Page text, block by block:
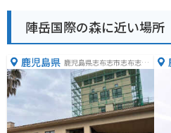
陣岳国際の森に近い場所
鹿児島県 鹿児島県志布志市志布志町
夏井２０３